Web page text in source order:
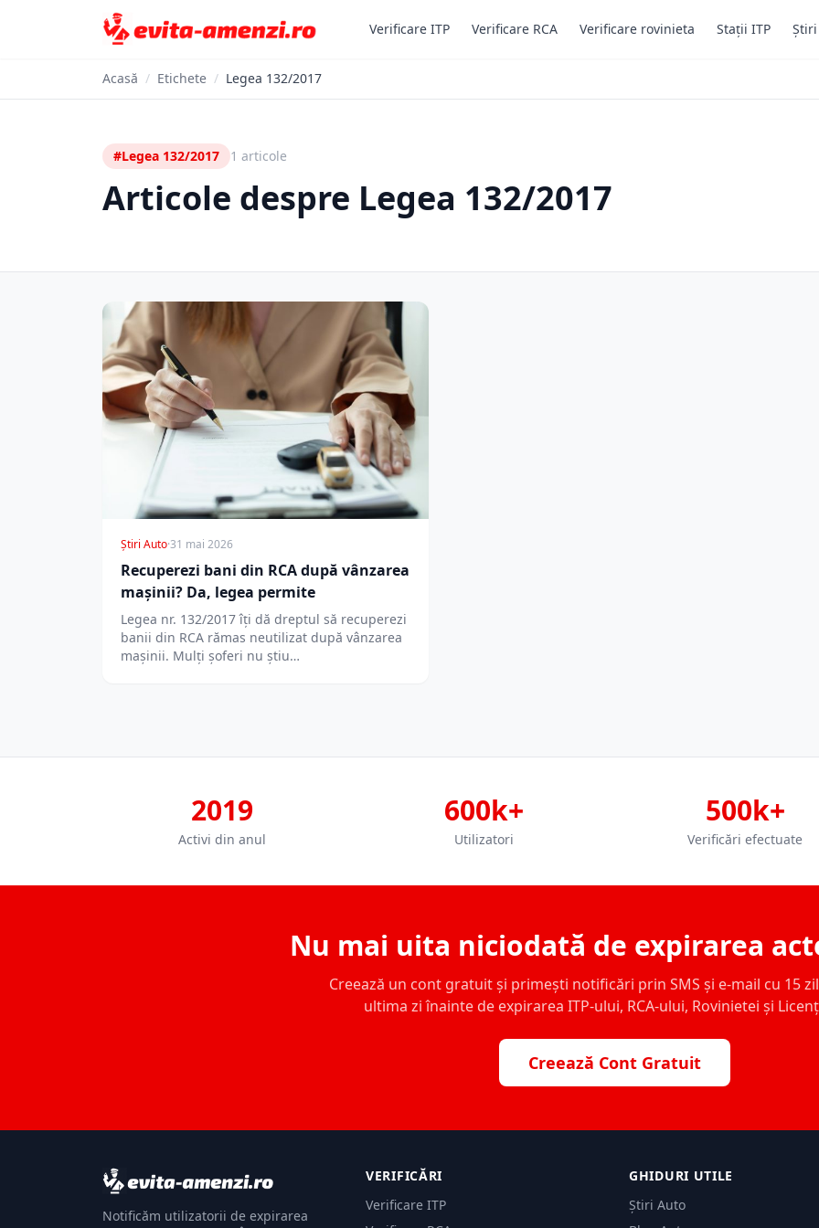
Verificare ITP Verificare RCA Verificare rovinieta Stații ITP
Acasă / Etichete / Legea 132/2017
#Legea 132/2017 1 articole
Articole despre Legea 132/2017
Știri Auto·31 mai 2026
Recuperezi bani din RCA după vânzarea
mașinii? Da, legea permite
Legea nr. 132/2017 îți dă dreptul să recuperezi
banii din RCA rămas neutilizat după vânzarea
mașinii. Mulți șoferi nu știu…
2019
Activi din anul
600k+
Utilizatori
500k+
Verificări efectuate
Nu mai uita niciodată de expirarea
Creează un cont gratuit și primești notificări prin SMS și e-mail cu 15
ultima zi înainte de expirarea ITP-ului, RCA-ului, Rovinietei și
Creează Cont Gratuit
Notificăm utilizatorii de expirarea
VERIFICĂRI
Verificare ITP
GHIDURI UTILE
Știri Auto